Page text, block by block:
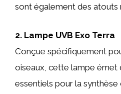
sont également des atouts
2. Lampe UVB Exo Terra
Conçue spécifiquement
oiseaux, cette lampe émet
essentiels pour la synthèse